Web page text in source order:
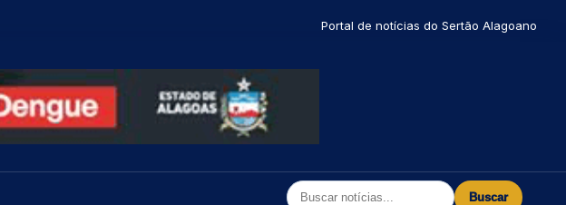
Portal de notícias do Sertão Alagoano
Buscar